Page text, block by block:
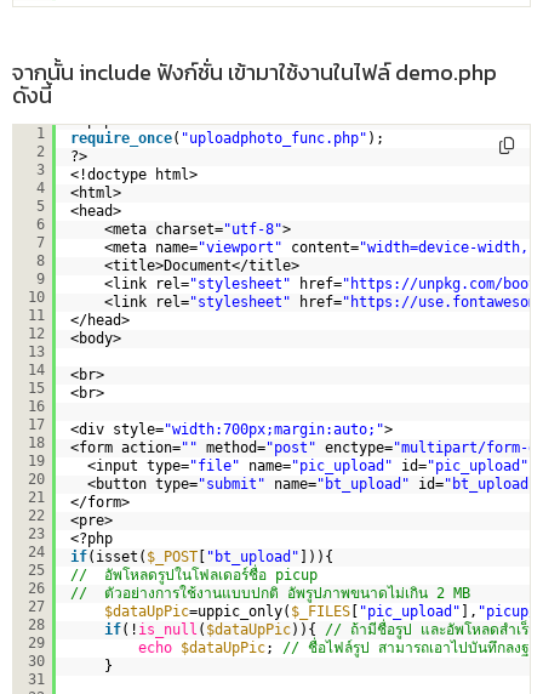
จากนั้น include ฟังก์ชั่น เข้ามาใช้งานในไฟล์ demo.php
ดังนี้
1
2
3
4
5
6
7
8
9
10
11
12
13
14
15
16
17
18
19
20
21
22
23
24
25
26
27
28
29
30
31
require_once( "uploadphoto_func.php" );
?>
<!doctype html>
<html>
<head>
<meta charset="utf-8">
<meta name="viewport" content="width=device-
<title>Document</title>
<link rel="stylesheet" href=" https://unpkg.com/
<link rel="stylesheet" href=" https://
</head>
<body>
<br>
<br>
<div style="width:700px;margin:auto;">
<form action="" method="post" enctype="multipart/form-
<input type="file" name="pic_upload" id="pic_upload"
<button type="submit" name="bt_upload" id="bt_upload"
</form>
<pre>
<?php
if(isset( $_POST [ "bt_upload" ])){
//  อัพโหลดรูปในโฟลเดอร์ชื่อ picup
//  ตัวอย่างการใช้งานแบบปกติ อัพรูปภาพขนาดไม่เกิน 2 MB
$dataUpPic=uppic_only( $_FILES [ "pic_upload" ], "picup/
if(! is_null ( $dataUpPic)){ // ถ้ามีชื่อรูป และอัพโหลดสำเร็จ
echo $dataUpPic; // ชื่อไฟล์รูป สามารถเอาไปบันทึกลงฐ
}